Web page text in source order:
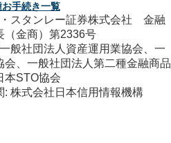
お手続き一覧
スタンレー証券株式会社 金融
金商）第2336号
般社団法人資産運用業協会、一
、一般社団法人第二種金融商品
本STO協会
株式会社日本信用情報機構